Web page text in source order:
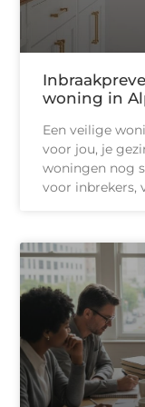
woning in
Een veilige
voor jou, je
woningen nog
voor inbrekers,